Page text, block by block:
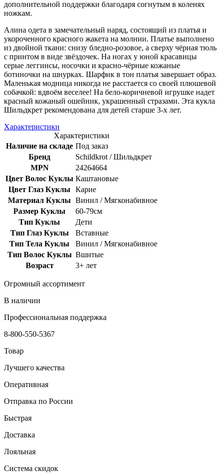
дополнительной поддержки благодаря согнутым в коленях
ножкам.
Алина одета в замечательный наряд, состоящий из платья и
укороченного красного жакета на молнии. Платье выполнено
из двойной ткани: снизу бледно-розовое, а сверху чёрная тюль
с принтом в виде звёздочек. На ногах у юной красавицы
серые леггинсы, носочки и красно-чёрные кожаные
ботиночки на шнурках. Шарфик в тон платья завершает образ.
Маленькая модница никогда не расстается со своей плюшевой
собачкой: вдвоём веселее! На бело-коричневой игрушке надет
красный кожаный ошейник, украшенный стразами. Эта кукла
Шильдкрет рекомендована для детей старше 3-х лет.
Характеристики
Характеристики
Наличие на складе Под заказ
Бренд
Schildkrot / Шильдкрет
MPN
24264664
Цвет Волос Куклы Каштановые
Цвет Глаз Куклы
Карие
Материал Куклы Винил / Мягконабивное
Размер Куклы
60-79см
Тип Куклы
Дети
Тип Глаз Куклы
Вставные
Тип Тела Куклы
Винил / Мягконабивное
Тип Волос Куклы Вшитые
Возраст
3+ лет
Огромный ассортимент
В наличии
Профессиональная поддержка
8-800-550-5367
Товар
Лучшего качества
Оперативная
Отправка по России
Быстрая
Доставка
Лояльная
Система скидок